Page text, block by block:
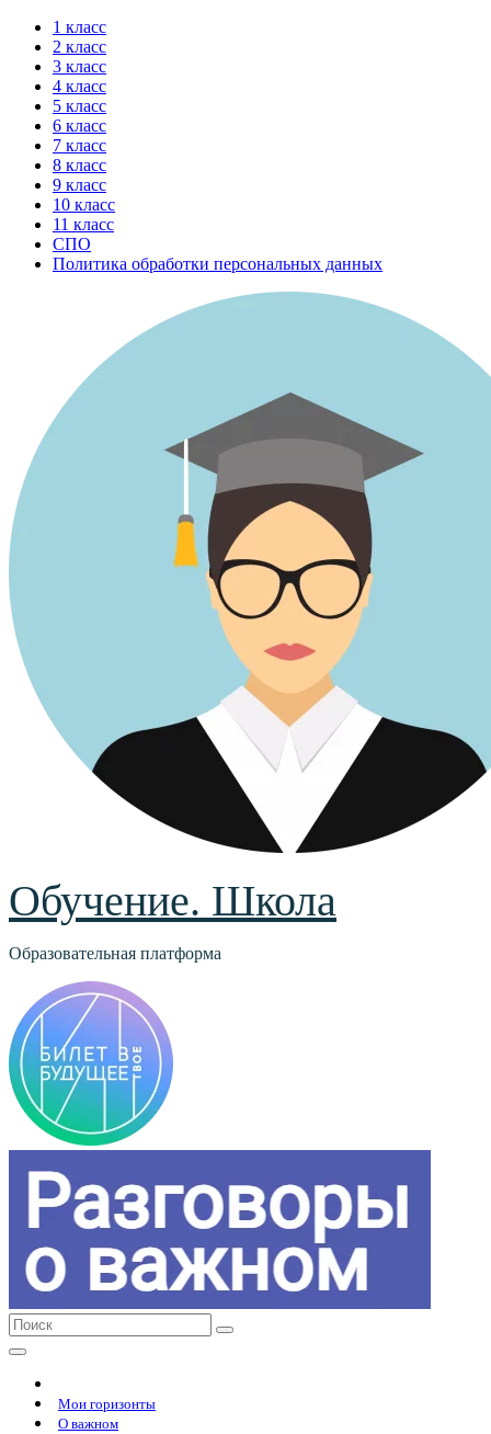
Перейти
содержимому
1 класс
2 класс
3 класс
4 класс
5 класс
6 класс
7 класс
8 класс
9 класс
10 класс
11 класс
СПО
Политика обработки персональных данных
Обучение. Школа
Образовательная платформа
Мои горизонты
О важном